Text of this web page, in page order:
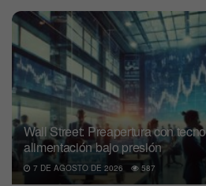
Wall Street: Preapertura con
alimentación bajo presión
7 DE AGOSTO DE 2026 587